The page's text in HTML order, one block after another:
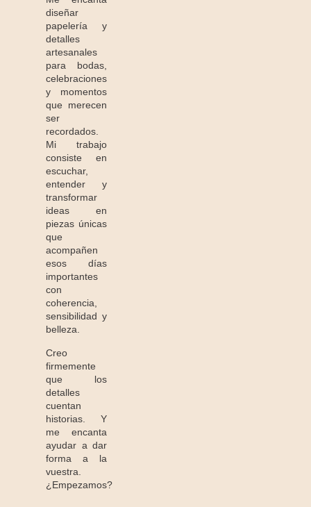
diseñar
papelería y
detalles
artesanales
para bodas,
celebraciones
y momentos
que merecen
ser
recordados.
Mi trabajo
consiste en
escuchar,
entender y
transformar
ideas en
piezas únicas
que
acompañen
esos días
importantes
con
coherencia,
sensibilidad y
belleza.
Creo
firmemente
que los
detalles
cuentan
historias. Y
me encanta
ayudar a dar
forma a la
vuestra.
¿Empezamos?